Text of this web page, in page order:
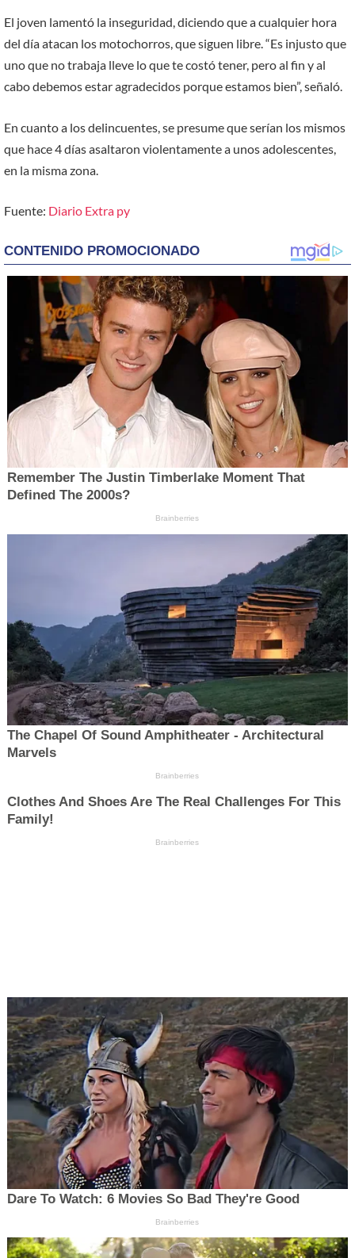
El joven lamentó la inseguridad, diciendo que a cualquier hora
del día atacan los motochorros, que siguen libre. “Es injusto que
uno que no trabaja lleve lo que te costó tener, pero al fin y al
cabo debemos estar agradecidos porque estamos bien”, señaló.
En cuanto a los delincuentes, se presume que serían los mismos
que hace 4 días asaltaron violentamente a unos adolescentes,
en la misma zona.
Fuente: Diario Extra py